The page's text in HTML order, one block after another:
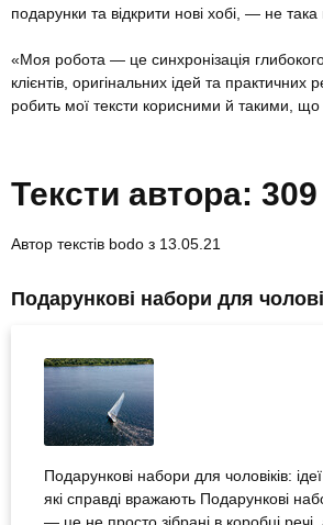
подарунки та відкрити нові хобі, — не така
«Моя робота — це синхронізація
клієнтів, оригінальних ідей та
робить мої тексти корисними й такими, що
Тексти автора: 309
Автор текстів bodo з 13.05.21
Подарункові набори для
Подарункові набори для чоловіків: ідеї
які справді вражають Подарункові